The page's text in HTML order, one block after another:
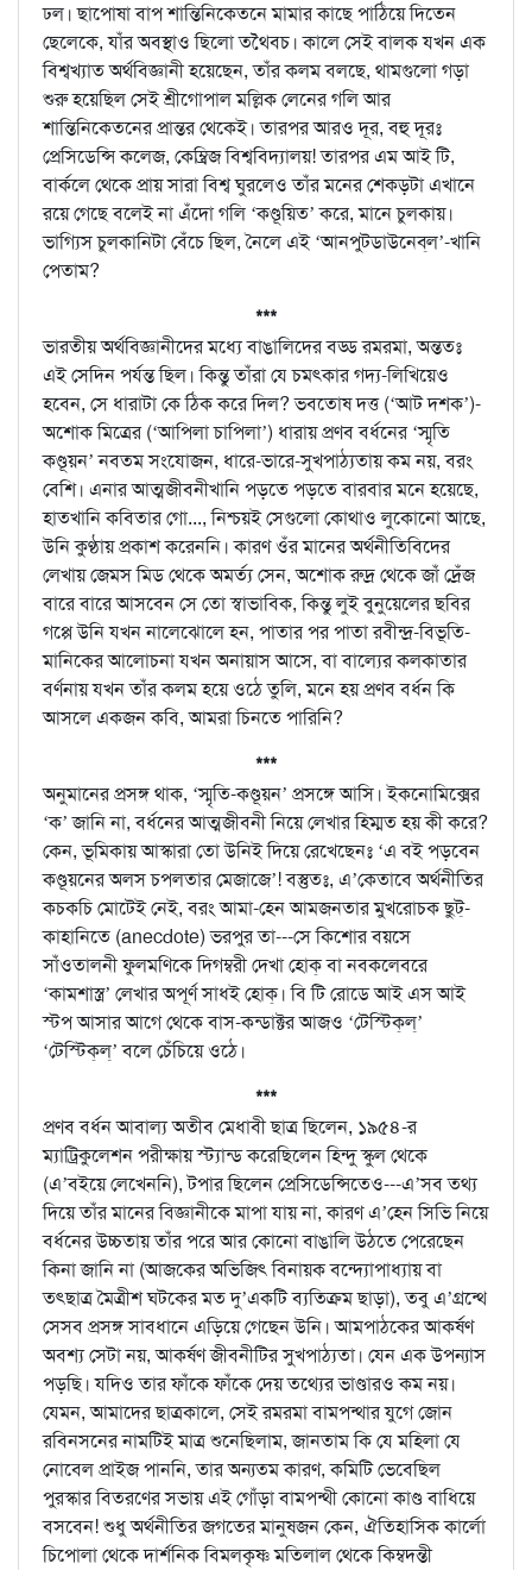
ঢল। ছাপোষা বাপ শান্তিনিকেতনে মামার কাছে পাঠিয়ে দিতেন
ছেলেকে, যাঁর অবস্থাও ছিলো তথৈবচ। কালে সেই বালক যখন এক
বিশ্বখ্যাত অর্থবিজ্ঞানী হয়েছেন, তাঁর কলম বলছে, থামগুলো গড়া
শুরু হয়েছিল সেই শ্রীগোপাল মল্লিক লেনের গলি আর
শান্তিনিকেতনের প্রান্তর থেকেই। তারপর আরও দূর, বহু দূরঃ
প্রেসিডেন্সি কলেজ, কেম্ব্রিজ বিশ্ববিদ্যালয়! তারপর এম আই টি,
বার্কলে থেকে প্রায় সারা বিশ্ব ঘুরলেও তাঁর মনের শেকড়টা এখানে
রয়ে গেছে বলেই না এঁদো গলি ‘কণ্ডূয়িত’ করে, মানে চুলকায়।
ভাগ্যিস চুলকানিটা বেঁচে ছিল, নৈলে এই ‘আনপুটডাউনেব্‌ল’-খানি
পেতাম?
***
ভারতীয় অর্থবিজ্ঞানীদের মধ্যে বাঙালিদের বড্ড রমরমা, অন্ততঃ
এই সেদিন পর্যন্ত ছিল। কিন্তু তাঁরা যে চমৎকার গদ্য-লিখিয়েও
হবেন, সে ধারাটা কে ঠিক করে দিল? ভবতোষ দত্ত (‘আট দশক’)-
অশোক মিত্রের (‘আপিলা চাপিলা’) ধারায় প্রণব বর্ধনের ‘স্মৃতি
কণ্ডূয়ন’ নবতম সংযোজন, ধারে-ভারে-সুখপাঠ্যতায় কম নয়, বরং
বেশি। এনার আত্মজীবনীখানি পড়তে পড়তে বারবার মনে হয়েছে,
হাতখানি কবিতার গো..., নিশ্চয়ই সেগুলো কোথাও লুকোনো আছে,
উনি কুণ্ঠায় প্রকাশ করেননি। কারণ ওঁর মানের অর্থনীতিবিদের
লেখায় জেমস মিড থেকে অমর্ত্য সেন, অশোক রুদ্র থেকে জাঁ দ্রেঁজ
বারে বারে আসবেন সে তো স্বাভাবিক, কিন্তু লুই বুনুয়েলের ছবির
গপ্পে উনি যখন নালেঝোলে হন, পাতার পর পাতা রবীন্দ্র-বিভূতি-
মানিকের আলোচনা যখন অনায়াস আসে, বা বাল্যের কলকাতার
বর্ণনায় যখন তাঁর কলম হয়ে ওঠে তুলি, মনে হয় প্রণব বর্ধন কি
আসলে একজন কবি, আমরা চিনতে পারিনি?
***
অনুমানের প্রসঙ্গ থাক, ‘স্মৃতি-কণ্ডূয়ন’ প্রসঙ্গে আসি। ইকনোমিক্সের
‘ক’ জানি না, বর্ধনের আত্মজীবনী নিয়ে লেখার হিম্মত হয় কী করে?
কেন, ভূমিকায় আস্কারা তো উনিই দিয়ে রেখেছেনঃ ‘এ বই পড়বেন
কণ্ডূয়নের অলস চপলতার মেজাজে’! বস্তুতঃ, এ’কেতাবে অর্থনীতির
কচকচি মোটেই নেই, বরং আমা-হেন আমজনতার মুখরোচক ছুট্‌-
কাহানিতে (anecdote) ভরপুর তা---সে কিশোর বয়সে
সাঁওতালনী ফুলমণিকে দিগম্বরী দেখা হোক্‌ বা নবকলেবরে
‘কামশাস্ত্র’ লেখার অপূর্ণ সাধই হোক্‌। বি টি রোডে আই এস আই
স্টপ আসার আগে থেকে বাস-কন্ডাক্টর আজও ‘টেস্টিক্‌ল্‌’
‘টেস্টিক্‌ল্‌’ বলে চেঁচিয়ে ওঠে।
***
প্রণব বর্ধন আবাল্য অতীব মেধাবী ছাত্র ছিলেন, ১৯৫৪-র
ম্যাট্রিকুলেশন পরীক্ষায় স্ট্যান্ড করেছিলেন হিন্দু স্কুল থেকে
(এ’বইয়ে লেখেননি), টপার ছিলেন প্রেসিডেন্সিতেও---এ’সব তথ্য
দিয়ে তাঁর মানের বিজ্ঞানীকে মাপা যায় না, কারণ এ’হেন সিভি নিয়ে
বর্ধনের উচ্চতায় তাঁর পরে আর কোনো বাঙালি উঠতে পেরেছেন
কিনা জানি না (আজকের অভিজিৎ বিনায়ক বন্দ্যোপাধ্যায় বা
তৎছাত্র মৈত্রীশ ঘটকের মত দু’একটি ব্যতিক্রম ছাড়া), তবু এ’গ্রন্থে
সেসব প্রসঙ্গ সাবধানে এড়িয়ে গেছেন উনি। আমপাঠকের আকর্ষণ
অবশ্য সেটা নয়, আকর্ষণ জীবনীটির সুখপাঠ্যতা। যেন এক উপন্যাস
পড়ছি। যদিও তার ফাঁকে ফাঁকে দেয় তথ্যের ভাণ্ডারও কম নয়।
যেমন, আমাদের ছাত্রকালে, সেই রমরমা বামপন্থার যুগে জোন
রবিনসনের নামটিই মাত্র শুনেছিলাম, জানতাম কি যে মহিলা যে
নোবেল প্রাইজ পাননি, তার অন্যতম কারণ, কমিটি ভেবেছিল
পুরস্কার বিতরণের সভায় এই গোঁড়া বামপন্থী কোনো কাণ্ড বাধিয়ে
বসবেন! শুধু অর্থনীতির জগতের মানুষজন কেন, ঐতিহাসিক কার্লো
চিপোলা থেকে দার্শনিক বিমলকৃষ্ণ মতিলাল থেকে কিম্বদন্তী